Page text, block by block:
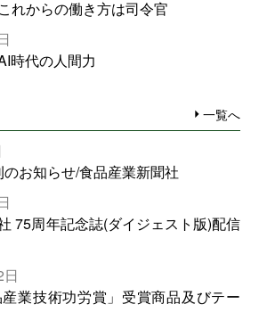
れからの働き方は司令官
時代の人間力
一覧へ
お知らせ/食品産業新聞社
75周年記念誌(ダイジェスト版)配信
産業技術功労賞」受賞商品及びテー